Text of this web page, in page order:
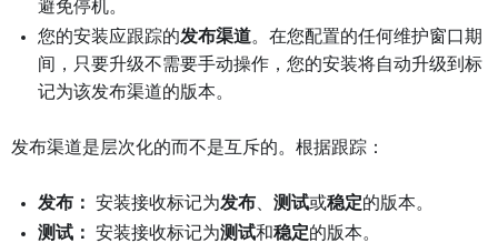
避免停机。
您的安装应跟踪的发布渠道。在您配置的任何维护窗口期
间，只要升级不需要手动操作，您的安装将自动升级到标
记为该发布渠道的版本。
发布渠道是层次化的而不是互斥的。根据跟踪：
发布： 安装接收标记为发布 测试或稳定的版本。
测试：
安装接收标记为测试和稳定的版本。